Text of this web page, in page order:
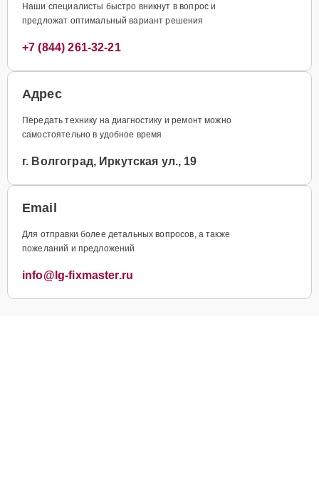
Наши специалисты быстро вникнут в вопрос и
предложат оптимальный вариант решения
+7 (844) 261-32-21
Адрес
Передать технику на диагностику и ремонт можно
самостоятельно в удобное время
г. Волгоград, Иркутская ул., 19
Email
Для отправки более детальных вопросов, а также
пожеланий и предложений
info@lg-fixmaster.ru